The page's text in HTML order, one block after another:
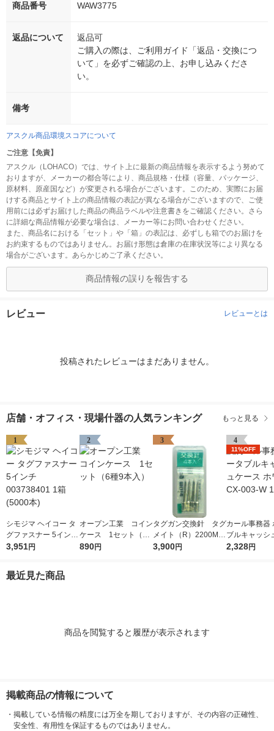
商品番号 WAW3775
返品について
返品可
ご購入の際は、ご利用ガイド「返品・交換につ
いて」を必ずご確認の上、お申し込みくださ
い。
備考
アスクル商品環境スコアについて
ご注意【免責】
アスクル（LOHACO）では、サイト上に最新の商品情報を表示するよう努めて
おりますが、メーカーの都合等により、商品規格・仕様（容量、パッケージ、
原材料、原産国など）が変更される場合がございます。このため、実際にお届
けする商品とサイト上の商品情報の表記が異なる場合がございますので、ご使
用前には必ずお届けした商品の商品ラベルや注意書きをご確認ください。さら
に詳細な商品情報が必要な場合は、メーカー等にお問い合わせください。
また、商品名における「セット」や「箱」の表記は、必ずしも箱でのお届けを
お約束するものではありません。お届け形態は倉庫の在庫状況等により異なる
場合がございます。あらかじめご了承ください。
商品情報の誤りを報告する
レビュー レビューとは
投稿されたレビューはまだありません。
店舗・オフィス・現場什器の人気ランキング もっと見る
1
シモジマ ヘイコー タ
グファスナー 5インチ
003738401 1箱(5000
3,951円
2
オープン工業 コイン
ケース 1セット（6
種9本入）
890円
3
タグガン交換針 タグ
メイト（R）2200MS
専用スペア針 1袋
3,900円
4
11%OFF
カール事務器
ブルキャッシ
ホワイト CX-
2,328円
最近見た商品
商品を閲覧すると履歴が表示されます
掲載商品の情報について
・ 掲載している情報の精度には万全を期しておりますが、その内容の正確性、
安全性、有用性を保証するものではありません。